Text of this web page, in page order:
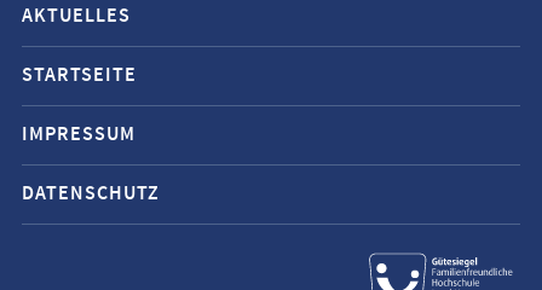
Service-
Navigation
und
Social
Media
Kontakte
AKTUELLES
STARTSEITE
IMPRESSUM
DATENSCHUTZ